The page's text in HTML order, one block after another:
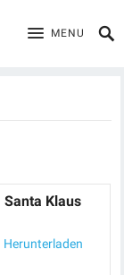
MENU
Santa Klaus
Herunterladen